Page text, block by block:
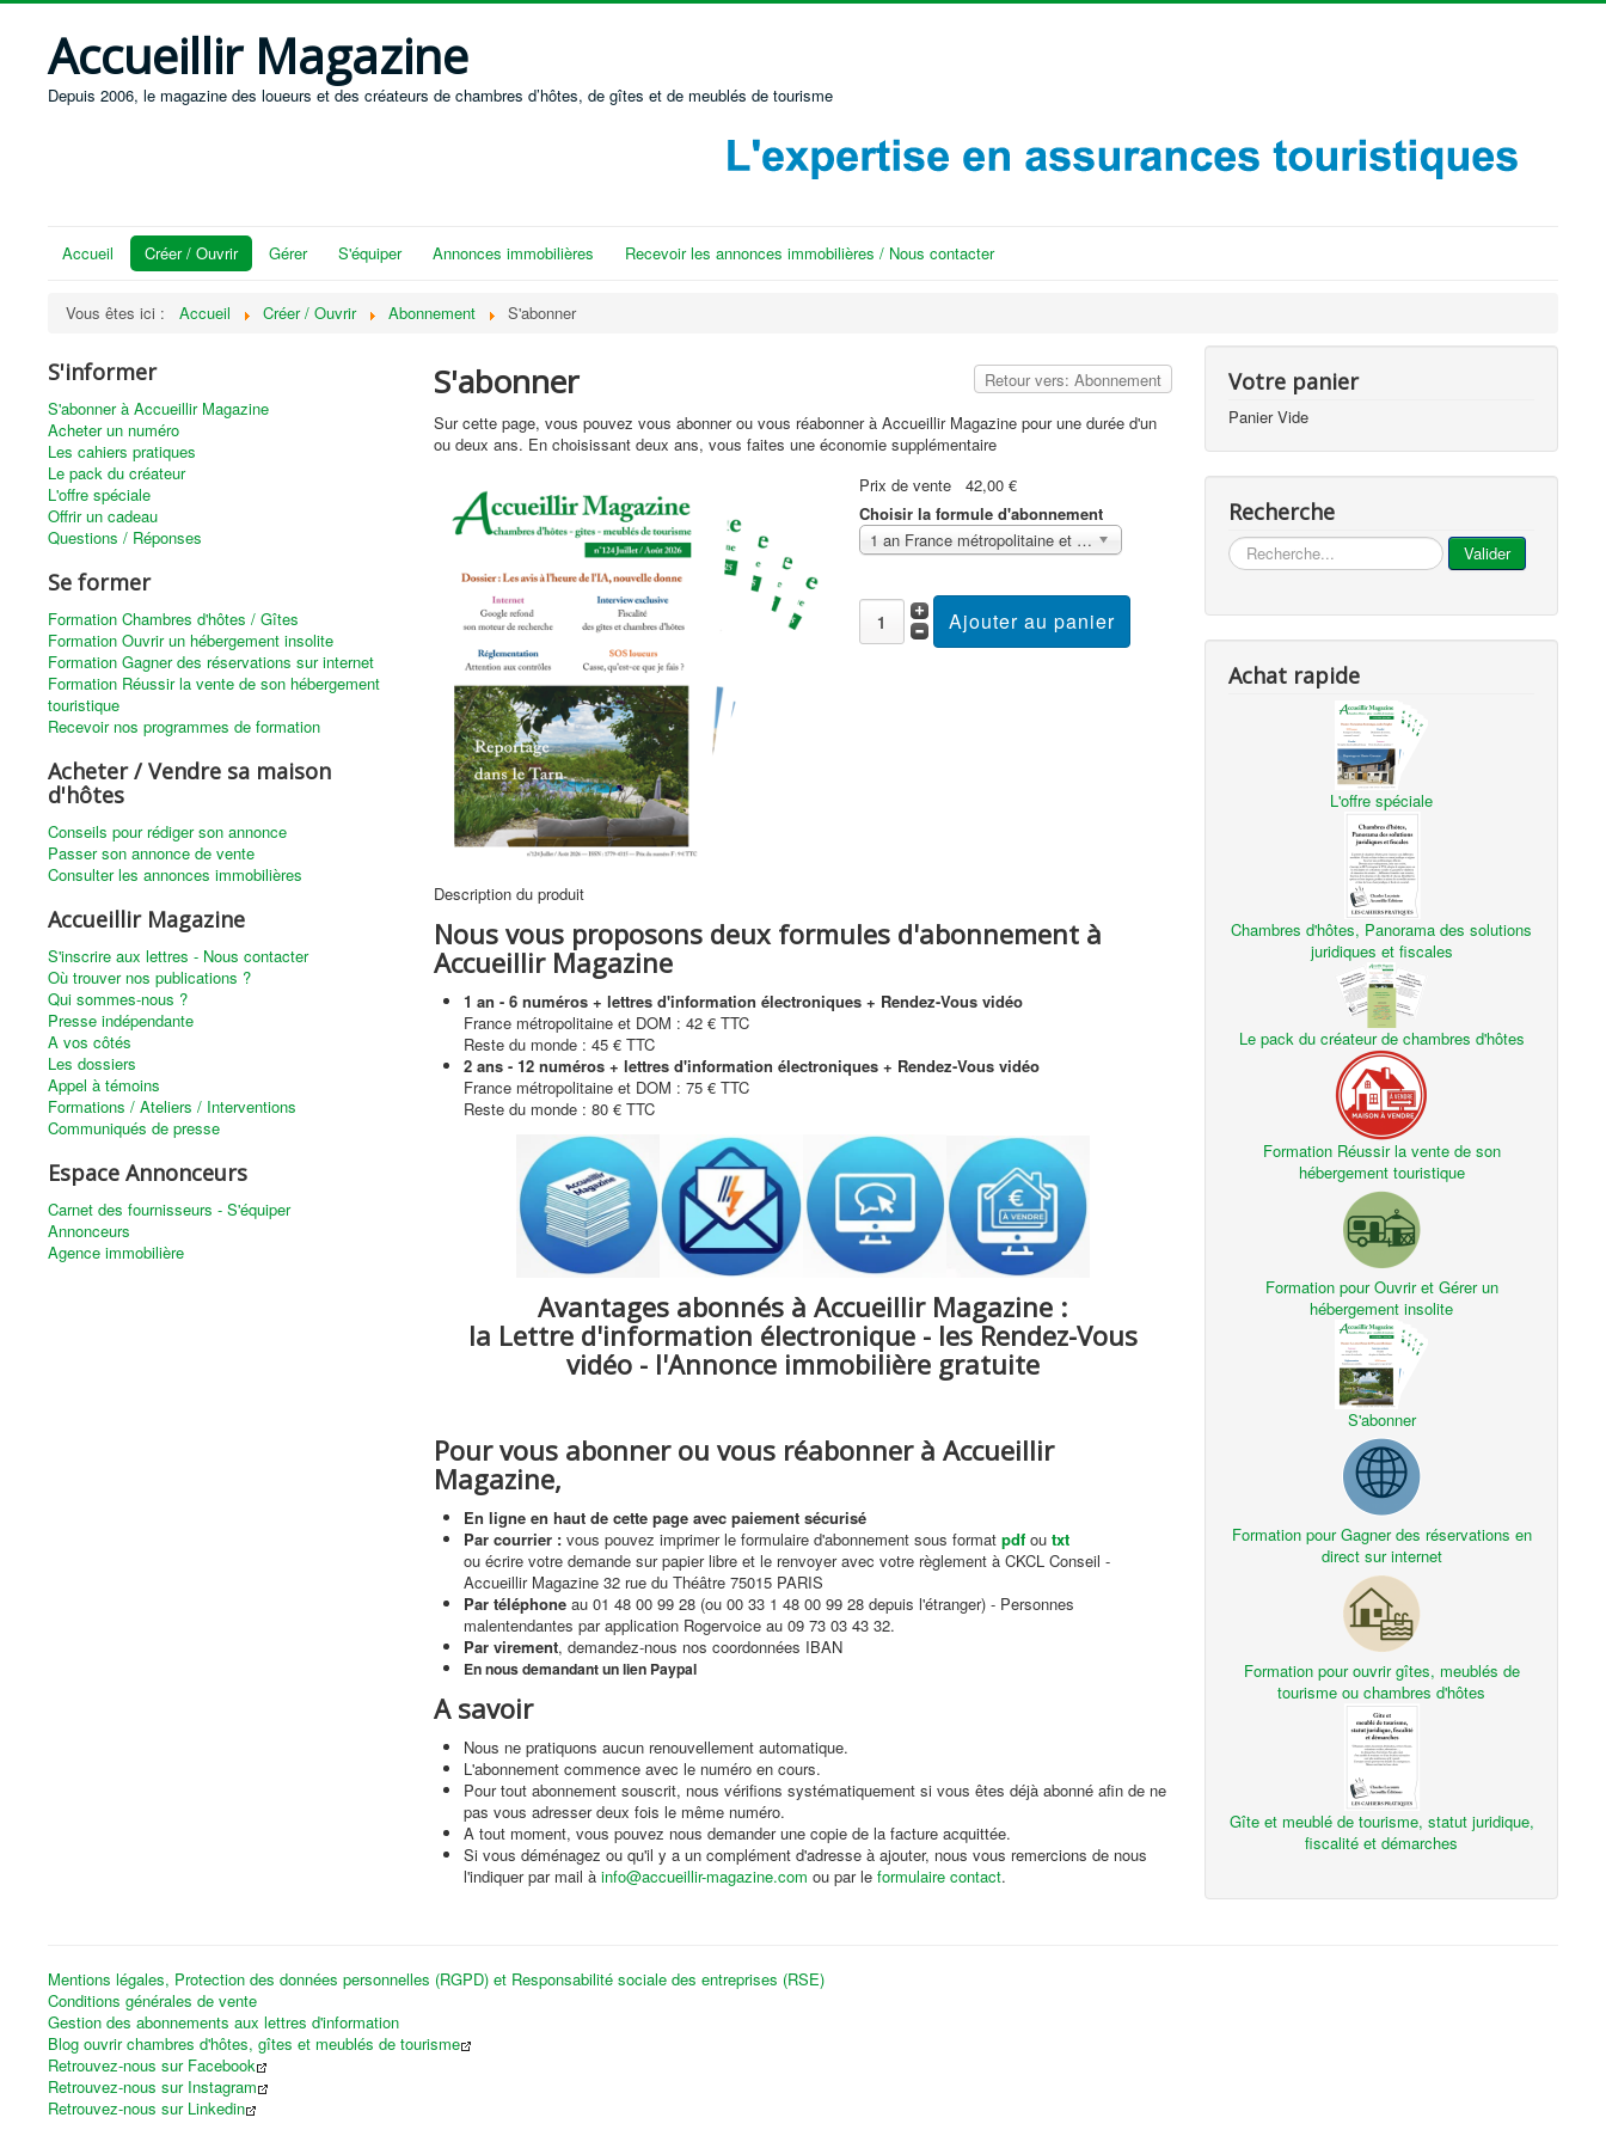
Accueillir Magazine
Depuis 2006, le magazine des loueurs et des créateurs de chambres d’hôtes, de gîtes et de meublés de tourisme
Accueil Créer / Ouvrir Gérer S'équiper Annonces immobilières Recevoir les annonces immobilières / Nous contacter
Vous êtes ici : Accueil Créer / Ouvrir Abonnement S'abonner
S'informer
S'abonner à Accueillir Magazine
Acheter un numéro
Les cahiers pratiques
Le pack du créateur
L'offre spéciale
Offrir un cadeau
Questions / Réponses
Se former
Formation Chambres d'hôtes / Gîtes
Formation Ouvrir un hébergement insolite
Formation Gagner des réservations sur internet
Formation Réussir la vente de son hébergement
touristique
Recevoir nos programmes de formation
Acheter / Vendre sa maison
d'hôtes
Conseils pour rédiger son annonce
Passer son annonce de vente
Consulter les annonces immobilières
Accueillir Magazine
S'inscrire aux lettres - Nous contacter
Où trouver nos publications ?
Qui sommes-nous ?
Presse indépendante
A vos côtés
Les dossiers
Appel à témoins
Formations / Ateliers / Interventions
Communiqués de presse
Espace Annonceurs
Carnet des fournisseurs - S'équiper
Annonceurs
Agence immobilière
Retour vers: Abonnement
S'abonner
Sur cette page, vous pouvez vous abonner ou vous réabonner à Accueillir Magazine pour une durée d'un
ou deux ans. En choisissant deux ans, vous faites une économie supplémentaire
Prix ​​de vente
42,00 €
Choisir la formule d'abonnement
1 an France métropolitaine et DOM Sans surcoût
Description du produit
Nous vous proposons deux formules d'abonnement à
Accueillir Magazine
1 an - 6 numéros + lettres d'information électroniques + Rendez-Vous vidéo
France métropolitaine et DOM : 42 € TTC
Reste du monde : 45 € TTC
2 ans - 12 numéros + lettres d'information électroniques + Rendez-Vous vidéo
France métropolitaine et DOM : 75 € TTC
Reste du monde : 80 € TTC
Avantages abonnés à Accueillir Magazine :
la Lettre d'information électronique - les Rendez-Vous
vidéo - l'Annonce immobilière gratuite
Pour vous abonner ou vous réabonner à Accueillir
Magazine,
En ligne en haut de cette page avec paiement sécurisé
Par courrier :vous pouvez imprimer le formulaire d'abonnement sous format pdf ou txt
ou écrire votre demande sur papier libre et le renvoyer avec votre règlement à CKCL Conseil -
Accueillir Magazine 32 rue du Théâtre 75015 PARIS
Par téléphoneau 01 48 00 99 28 (ou 00 33 1 48 00 99 28 depuis l'étranger) - Personnes
malentendantes par application Rogervoice au 09 73 03 43 32.
Par virement, demandez-nous nos coordonnées IBAN
En nous demandant un lien Paypal
A savoir
Nous ne pratiquons aucun renouvellement automatique.
L'abonnement commence avec le numéro en cours.
Pour tout abonnement souscrit, nous vérifions systématiquement si vous êtes déjà abonné afin de ne
pas vous adresser deux fois le même numéro.
A tout moment, vous pouvez nous demander une copie de la facture acquittée.
Si vous déménagez ou qu'il y a un complément d'adresse à ajouter, nous vous remercions de nous
l'indiquer par mail à info@accueillir-magazine.com ou par le formulaire contact.
Votre panier
Panier Vide
Recherche
... Valider
Achat rapide
L'offre spéciale
Chambres d'hôtes, Panorama des solutions
juridiques et fiscales
Le pack du créateur de chambres d'hôtes
Formation Réussir la vente de son
hébergement touristique
Formation pour Ouvrir et Gérer un
hébergement insolite
S'abonner
Formation pour Gagner des réservations en
direct sur internet
Formation pour ouvrir gîtes, meublés de
tourisme ou chambres d'hôtes
Gîte et meublé de tourisme, statut juridique,
fiscalité et démarches
Mentions légales, Protection des données personnelles (RGPD) et Responsabilité sociale des entreprises (RSE)
Conditions générales de vente
Gestion des abonnements aux lettres d'information
Blog ouvrir chambres d'hôtes, gîtes et meublés de tourisme
Retrouvez-nous sur Facebook
Retrouvez-nous sur Instagram
Retrouvez-nous sur Linkedin